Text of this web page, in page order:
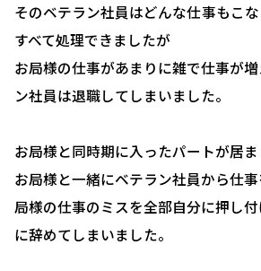
そのベテラン社員はどんな仕事もこ
すべて処理できましたが
お局様の仕事があまりに雑で仕事が
ン社員は退職してしまいました。
お局様と同時期に入ったパートが居ま
お局様と一緒にベテラン社員から仕
局様の仕事のミスを全部自分に押し
に辞めてしまいました。